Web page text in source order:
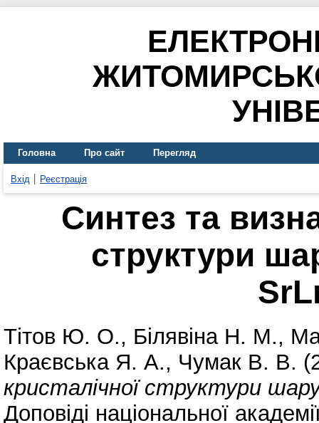
Головна Про сайт Перегляд
Вхід Реєстрація
Синтез та
структури
Тітов Ю. О., Білявіна Н. М.,
Краєвська Я. А., Чумак В. В.
кристалiчної структури
Доповіді національної